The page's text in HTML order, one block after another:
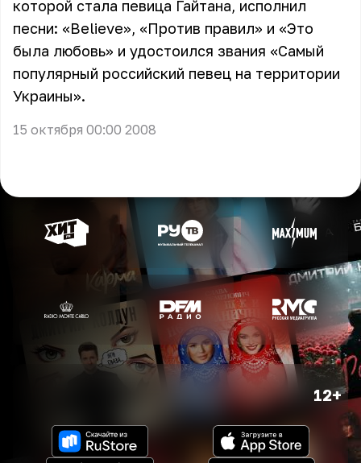
которой стала певица Гайтана, исполнил
песни: «Believe», «Против правил» и «Это
была любовь» и удостоился звания «Самый
популярный российский певец на территории
Украины».
15 октября 00:00 2008
12+